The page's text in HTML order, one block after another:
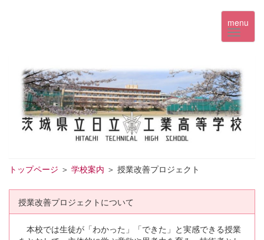
menu
トップページ ＞ 学校案内 ＞ 授業改善プロジェクト
授業改善プロジェクトについて
本校では生徒が「わかった」「できた」と実感できる授業